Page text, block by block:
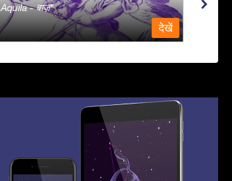
Aquila - बाज़
देखें